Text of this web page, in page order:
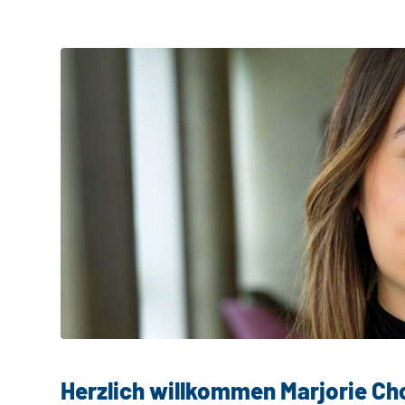
Herzlich willkommen Marjorie